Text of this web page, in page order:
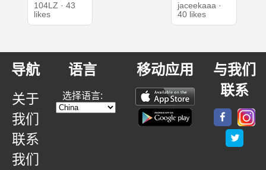
104LZ · 43
likes
jaceekaaa ·
40 likes
导航
关于
我们
联系
我们
语言
选择语言:
移动应用
与我们
联系